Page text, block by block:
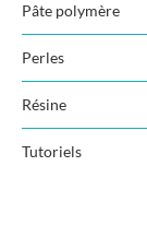
Pâte polymère
Perles
Résine
Tutoriels